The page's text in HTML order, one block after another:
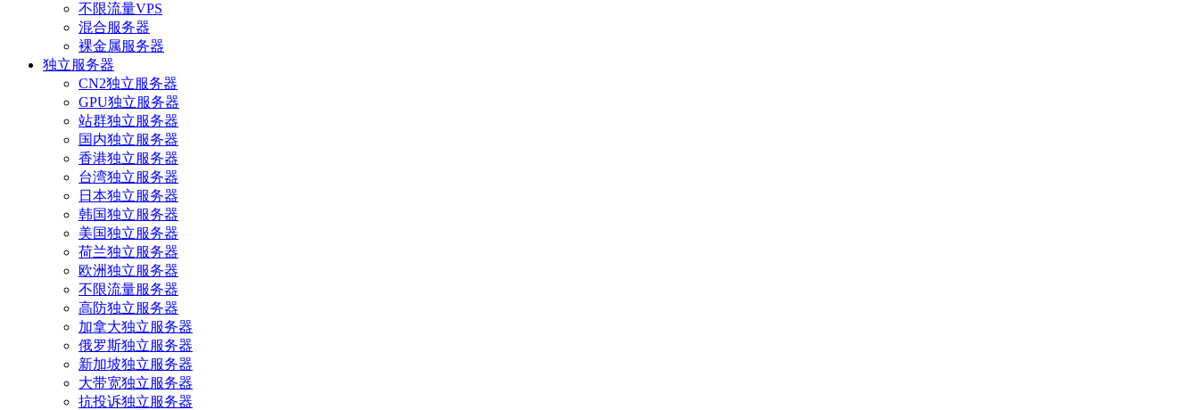
不限流量VPS
混合服务器
裸金属服务器
独立服务器
CN2独立服务器
GPU独立服务器
站群独立服务器
国内独立服务器
香港独立服务器
台湾独立服务器
日本独立服务器
韩国独立服务器
美国独立服务器
荷兰独立服务器
欧洲独立服务器
不限流量服务器
高防独立服务器
加拿大独立服务器
俄罗斯独立服务器
新加坡独立服务器
大带宽独立服务器
抗投诉独立服务器